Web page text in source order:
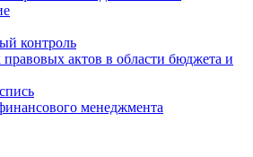
контроль
актов в области бюджета и
менеджмента